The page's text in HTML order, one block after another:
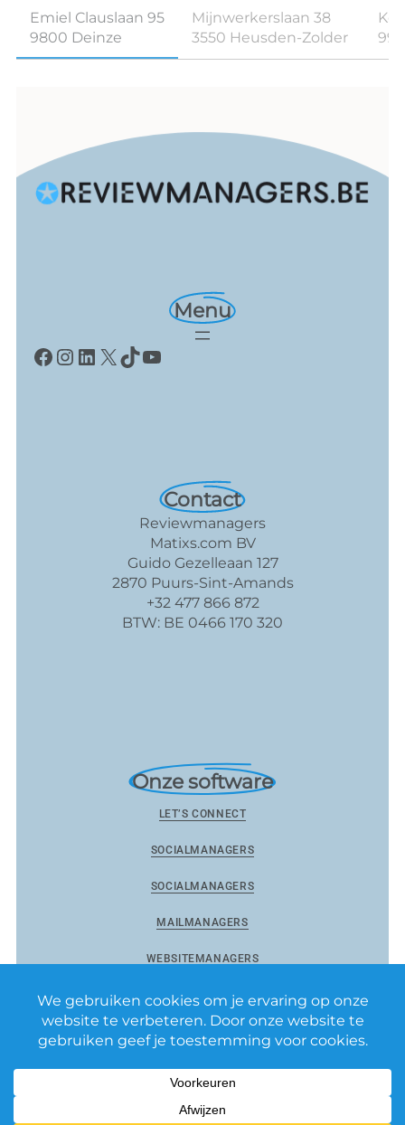
Emiel Clauslaan 95
9800 Deinze
Mijnwerkerslaan 38
3550 Heusden-Zolder
Menu
Facebook
Instagram
LinkedIn
X TikTok
YouTube
Contact
Reviewmanagers
Matixs.com BV
Guido Gezelleaan 127
2870 Puurs-Sint-Amands
+32 477 866 872
BTW: BE 0466 170 320
Onze software
LET’S CONNECT
SOCIALMANAGERS
SOCIALMANAGERS
MAILMANAGERS
WEBSITEMANAGERS
Reviewmanagers by Matixs.com BV